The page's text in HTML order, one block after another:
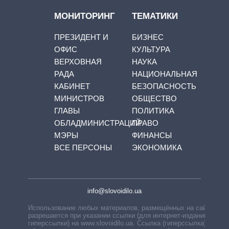
МОНИТОРИНГ
ПРЕЗИДЕНТ И
ОФИС
ВЕРХОВНАЯ
РАДА
КАБИНЕТ
МИНИСТРОВ
ГЛАВЫ
ОБЛАДМИНИСТРАЦИЙ
МЭРЫ
ВСЕ ПЕРСОНЫ
ТЕМАТИКИ
БИЗНЕС
КУЛЬТУРА
НАУКА
НАЦИОНАЛЬНАЯ
БЕЗОПАСНОСТЬ
ОБЩЕСТВО
ПОЛИТИКА
ПРАВО
ФИНАНСЫ
ЭКОНОМИКА
info@slovoidilo.ua
Использование любых материалов, размещённых на сайте,
разрешается при указании ссылки (для интернет-изданий —
гиперссылки) на www.slovoidilo.ua. Ссылка (гиперссылка)